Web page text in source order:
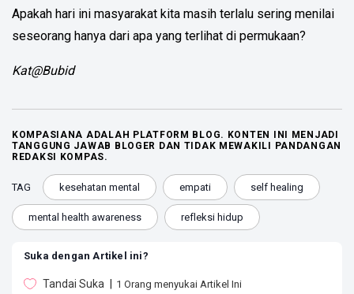
Apakah hari ini masyarakat kita masih terlalu sering menilai
seseorang hanya dari apa yang terlihat di permukaan?
Kat@Bubid
KOMPASIANA ADALAH PLATFORM BLOG. KONTEN INI MENJADI
TANGGUNG JAWAB BLOGER DAN TIDAK MEWAKILI PANDANGAN
REDAKSI KOMPAS.
TAG kesehatan mental empati self healing
mental health awareness refleksi hidup
Suka dengan Artikel ini?
Tandai Suka 1 Orang menyukai Artikel Ini